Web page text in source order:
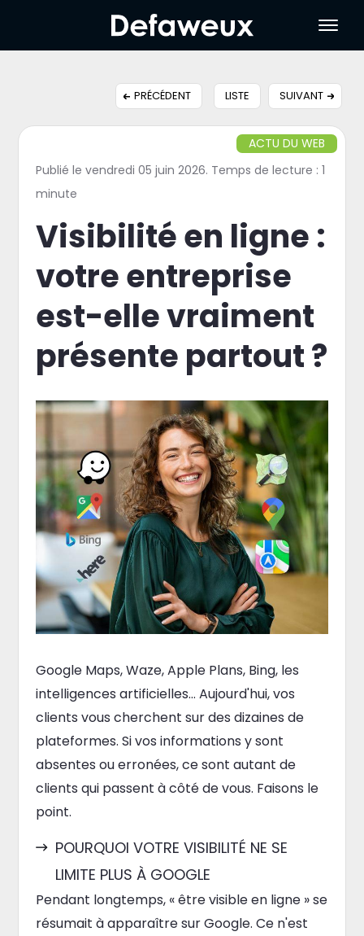
PRÉCÉDENT LISTE SUIVANT
ACTU DU WEB
Publié le vendredi 05 juin 2026. Temps de lecture : 1
minute
Visibilité en ligne :
votre entreprise
est-elle vraiment
présente partout ?
Google Maps, Waze, Apple Plans, Bing, les
intelligences artificielles… Aujourd'hui, vos
clients vous cherchent sur des dizaines de
plateformes. Si vos informations y sont
absentes ou erronées, ce sont autant de
clients qui passent à côté de vous. Faisons le
point.
POURQUOI VOTRE VISIBILITÉ NE SE
LIMITE PLUS À GOOGLE
Pendant longtemps, « être visible en ligne » se
résumait à apparaître sur Google. Ce n'est